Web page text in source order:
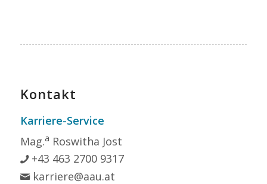
Kontakt
Karriere-Service
Mag.a Roswitha Jost
+43 463 2700 9317
karriere@aau.at